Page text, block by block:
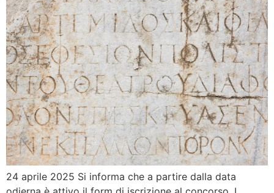
24 aprile 2025 Si informa che a partire dalla data